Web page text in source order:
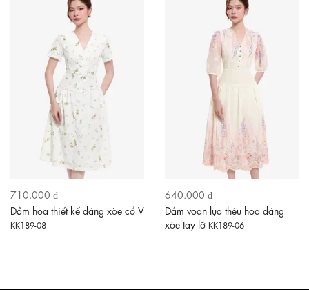
710.000 ₫
Đầm hoa thiết kế dáng xòe cổ V
KK189-08
640.000 ₫
Đầm voan lụa thêu hoa dáng
xòe tay lỡ KK189-06